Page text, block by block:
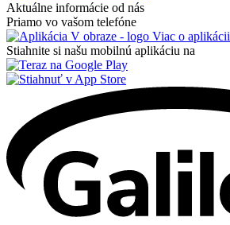
Aktuálne informácie od nás
Priamo vo vašom telefóne
Viac o aplikácii
Stiahnite si našu mobilnú aplikáciu na